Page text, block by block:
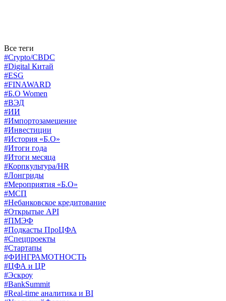
Все теги
#Crypto/CBDC
#Digital Китай
#ESG
#FINAWARD
#Б.О Women
#ВЭД
#ИИ
#Импортозамещение
#Инвестиции
#История «Б.О»
#Итоги года
#Итоги месяца
#Корпкультура/HR
#Лонгриды
#Мероприятия «Б.О»
#МСП
#Небанковское кредитование
#Открытые API
#ПМЭФ
#Подкасты ПроЦФА
#Спецпроекты
#Стартапы
#ФИНГРАМОТНОСТЬ
#ЦФА и ЦР
#Эскроу
#BankSummit
#Real-time аналитика и BI